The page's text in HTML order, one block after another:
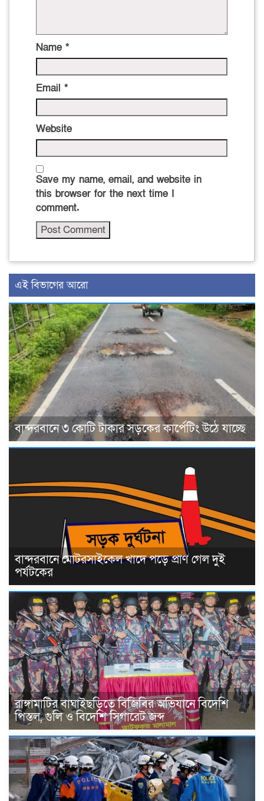
Name *
Email *
Website
Save my name, email, and website in
this browser for the next time I
comment.
এই বিভাগের আরো
বান্দরবানে ৩ কোটি টাকার সড়কের কার্পেটিং উঠে যাচ্ছে
বান্দরবানে মোটরসাইকেল খাদে পড়ে প্রাণ গেল দুই
পর্যটকের
রাঙ্গামাটির বাঘাইছড়িতে বিজিবির অভিযানে বিদেশি
পিস্তল, গুলি ও বিদেশি সিগারেট জব্দ